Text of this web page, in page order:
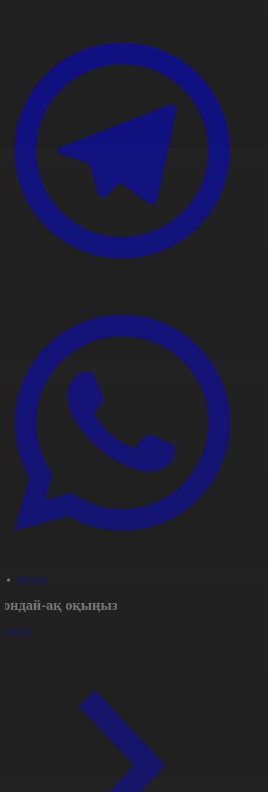
#Қоғам
ақ оқыңыз